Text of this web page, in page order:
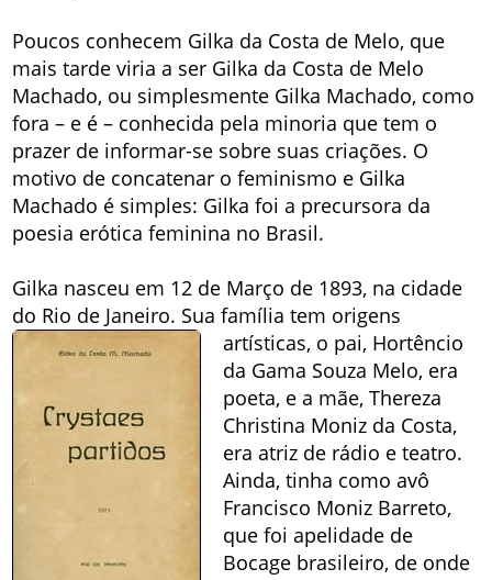
Poucos conhecem Gilka da Costa de Melo, que
mais tarde viria a ser Gilka da Costa de Melo
Machado, ou simplesmente Gilka Machado, como
fora – e é – conhecida pela minoria que tem o
prazer de informar-se sobre suas criações. O
motivo de concatenar o feminismo e Gilka
Machado é simples: Gilka foi a precursora da
poesia erótica feminina no Brasil.
Gilka nasceu em 12 de Março de 1893, na cidade
do Rio de Janeiro. Sua família tem origens
artísticas, o pai, Hortêncio
da Gama Souza Melo, era
poeta, e a mãe, Thereza
Christina Moniz da Costa,
era atriz de rádio e teatro.
Ainda, tinha como avô
Francisco Moniz Barreto,
que foi apelidade de
Bocage brasileiro, de onde